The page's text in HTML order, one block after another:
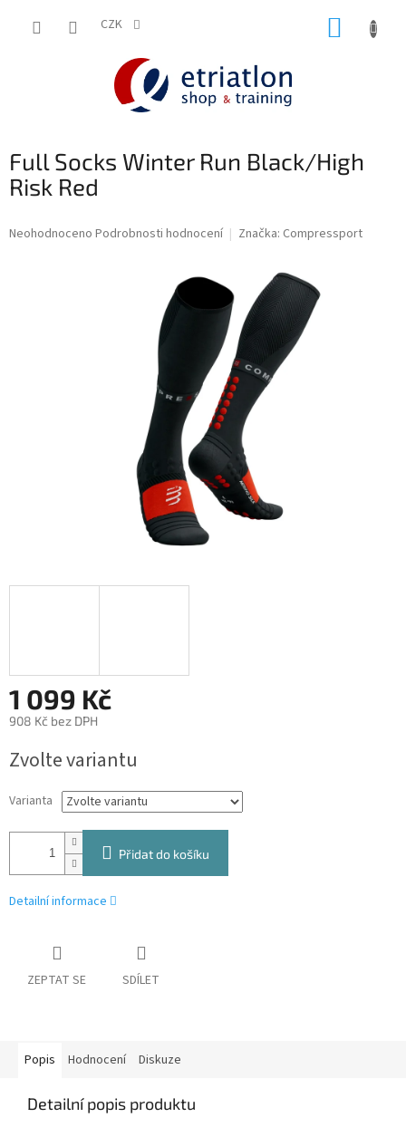
CZK
Full Socks Winter Run Black/High
Risk Red
Průměrné
Neohodnoceno Podrobnosti hodnocení Značka: Compressport
1 099 Kč
908 Kč bez DPH
cena:
Zvolte variantu
Varianta
Přidat do košíku
Detailní informace
ZEPTAT SE SDÍLET
Popis Hodnocení Diskuze
Detailní popis produktu
shop.etriatlon.cz - Chat